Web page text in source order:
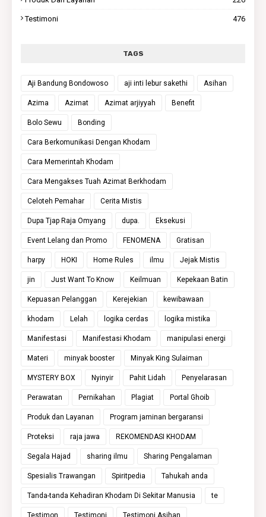
Testimoni 476
TAGS
Aji Bandung Bondowoso aji inti lebur sakethi Asihan
Azima Azimat Azimat arjiyyah Benefit
Bolo Sewu Bonding
Cara Berkomunikasi Dengan Khodam
Cara Memerintah Khodam
Cara Mengakses Tuah Azimat Berkhodam
Celoteh Pemahar Cerita Mistis
Dupa Tjap Raja Omyang dupa. Eksekusi
Event Lelang dan Promo FENOMENA Gratisan
harpy HOKI Home Rules ilmu Jejak Mistis
jin Just Want To Know Keilmuan Kepekaan Batin
Kepuasan Pelanggan Kerejekian kewibawaan
khodam Lelah logika cerdas logika mistika
Manifestasi Manifestasi Khodam manipulasi energi
Materi minyak booster Minyak King Sulaiman
MYSTERY BOX Nyinyir Pahit Lidah Penyelarasan
Perawatan Pernikahan Plagiat Portal Ghoib
Produk dan Layanan Program jaminan bergaransi
Proteksi raja jawa REKOMENDASI KHODAM
Segala Hajad sharing ilmu Sharing Pengalaman
Spesialis Trawangan Spiritpedia Tahukah anda
Tanda-tanda Kehadiran Khodam Di Sekitar Manusia te
Testimon Testimoni Testimoni Asihan